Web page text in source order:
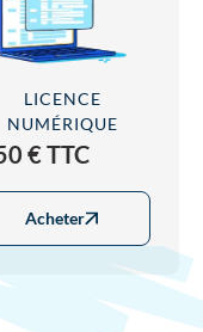
LICENCE
NUMÉRIQUE
€ TTC
Acheter